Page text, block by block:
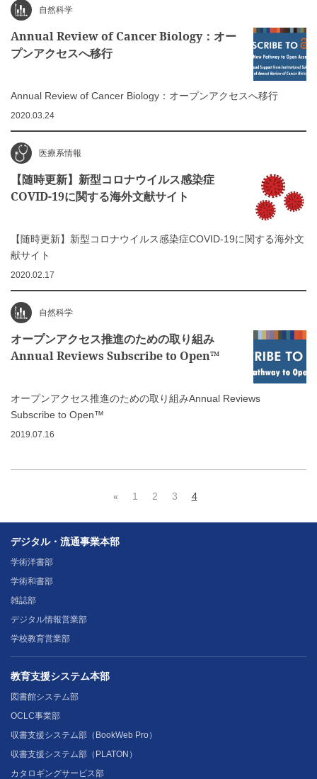
自然科学
Annual Review of Cancer Biology：オー
プンアクセスへ移行
Annual Review of Cancer Biology：オープンアクセスへ移行
2020.03.24
医療系情報
【随時更新】新型コロナウイルス感染症
COVID-19に関する海外文献サイト
【随時更新】新型コロナウイルス感染症COVID-19に関する海外文
献サイト
2020.02.17
自然科学
オープンアクセス推進のための取り組み
Annual Reviews Subscribe to Open™
オープンアクセス推進のための取り組みAnnual Reviews
Subscribe to Open™
2019.07.16
« 1 2 3 4
デジタル・流通事業本部
学術洋書部
学術和書部
雑誌部
デジタル情報営業部
学校教育営業部
教育支援システム本部
図書館システム部
OCLC事業部
収書支援システム部（BookWeb Pro）
収書支援システム部（PLATON）
カタロギングサービス部